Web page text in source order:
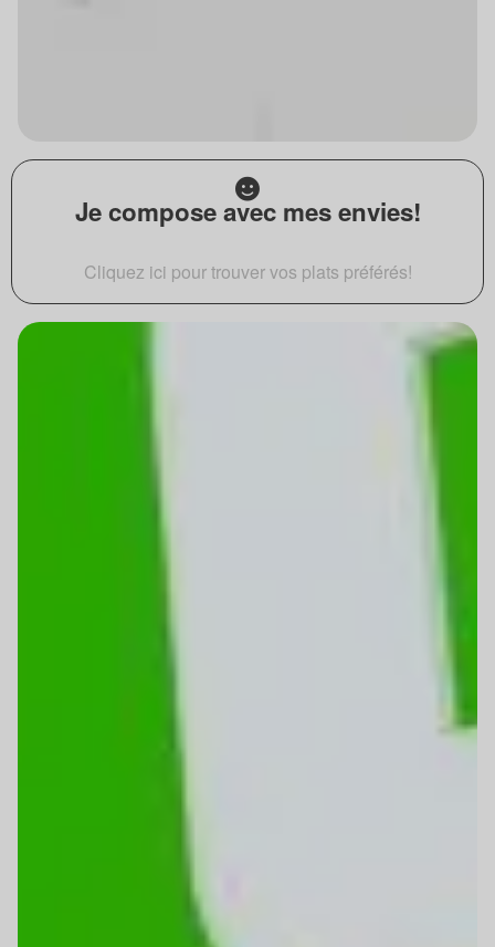
Je compose avec mes envies!
Cliquez ici pour trouver vos plats préférés!